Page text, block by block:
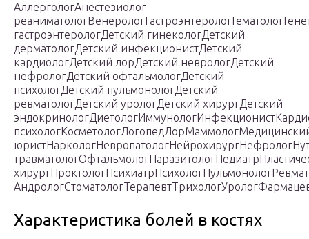
АллергологАнестезиолог-
гастроэнтерологДетский гинекологДетский
дерматологДетский инфекционистДетский
кардиологДетский лорДетский неврологДетский
нефрологДетский офтальмологДетский
психологДетский пульмонологДетский
ревматологДетский урологДетский хирургДетский
Характеристика болей в костях